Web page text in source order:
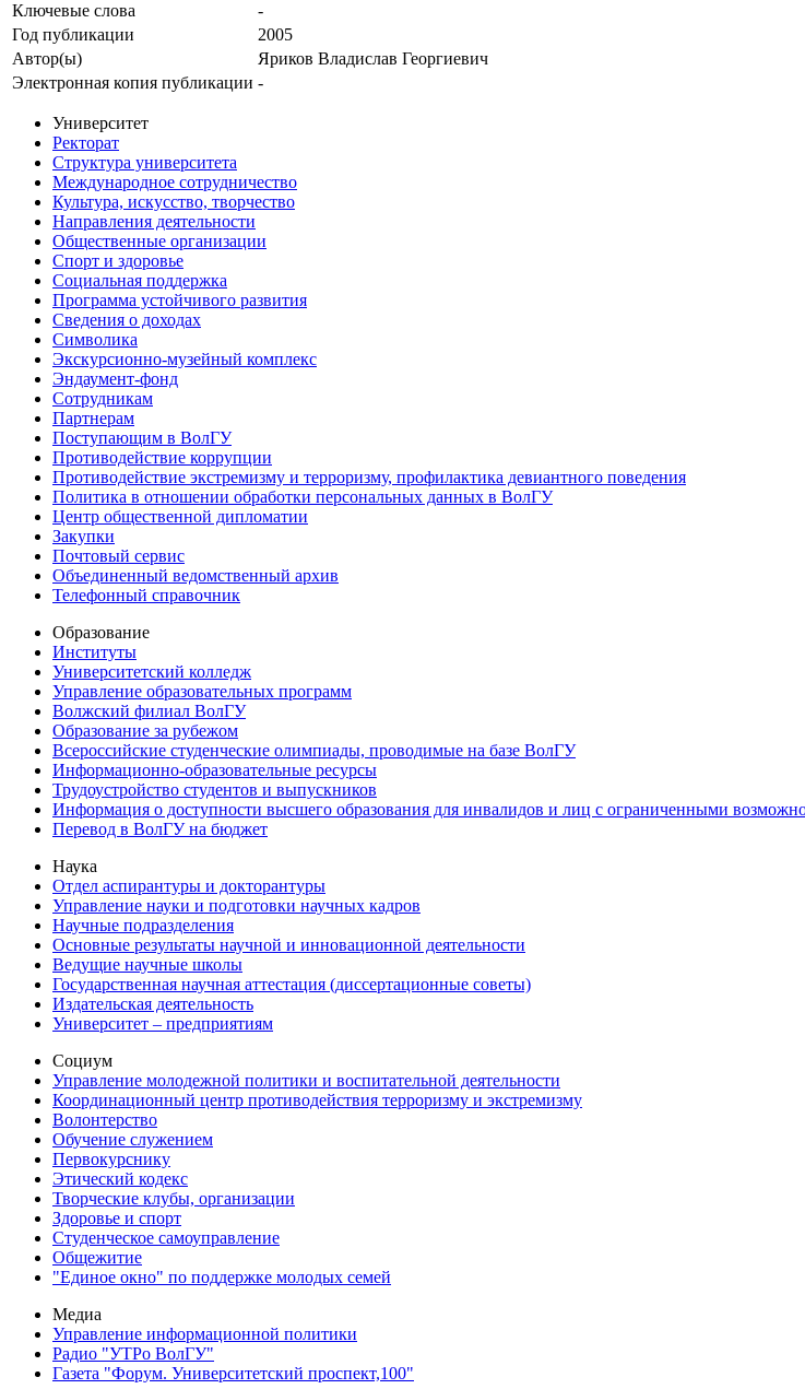
Ключевые cлова
-
Год публикации
2005
Автор(ы)
Яриков Владислав Георгиевич
Электронная копия публикации -
Университет
Ректорат
Структура университета
Международное сотрудничество
Культура, искусство, творчество
Направления деятельности
Общественные организации
Спорт и здоровье
Социальная поддержка
Программа устойчивого развития
Сведения о доходах
Символика
Экскурсионно-музейный комплекс
Эндаумент-фонд
Сотрудникам
Партнерам
Поступающим в ВолГУ
Противодействие коррупции
Противодействие экстремизму и терроризму, профилактика девиантного поведения
Политика в отношении обработки персональных данных в ВолГУ
Центр общественной дипломатии
Закупки
Почтовый сервис
Объединенный ведомственный архив
Телефонный справочник
Образование
Институты
Университетский колледж
Управление образовательных программ
Волжский филиал ВолГУ
Образование за рубежом
Всероссийские студенческие олимпиады, проводимые на базе ВолГУ
Информационно-образовательные ресурсы
Трудоустройство студентов и выпускников
Информация о доступности высшего образования для инвалидов и лиц с ограниченными
Перевод в ВолГУ на бюджет
Наука
Отдел аспирантуры и докторантуры
Управление науки и подготовки научных кадров
Научные подразделения
Основные результаты научной и инновационной деятельности
Ведущие научные школы
Государственная научная аттестация (диссертационные советы)
Издательская деятельность
Университет – предприятиям
Социум
Управление молодежной политики и воспитательной деятельности
Координационный центр противодействия терроризму и экстремизму
Волонтерство
Обучение служением
Первокурснику
Этический кодекс
Творческие клубы, организации
Здоровье и спорт
Студенческое самоуправление
Общежитие
"Единое окно" по поддержке молодых семей
Медиа
Управление информационной политики
Радио "УТРо ВолГУ"
Газета "Форум. Университетский проспект,100"